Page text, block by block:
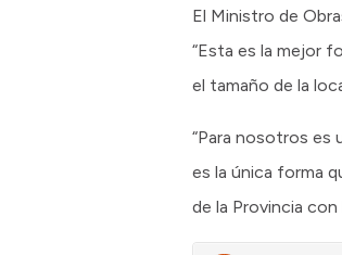
El Ministro de
“Esta es la mejor
el tamaño de la
“Para nosotros es
es la única forma
de la Provincia